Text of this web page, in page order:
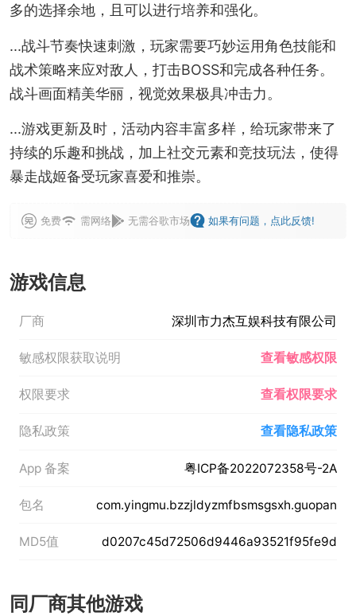
多的选择余地，且可以进行培养和强化。
...战斗节奏快速刺激，玩家需要巧妙运用角色技能和
战术策略来应对敌人，打击BOSS和完成各种任务。
战斗画面精美华丽，视觉效果极具冲击力。
...游戏更新及时，活动内容丰富多样，给玩家带来了
持续的乐趣和挑战，加上社交元素和竞技玩法，使得
暴走战姬备受玩家喜爱和推崇。
免费 需网络 无需谷歌市场 如果有问题，点此反馈!
游戏信息
厂商 深圳市力杰互娱科技有限公司
敏感权限获取说明 查看敏感权限
权限要求 查看权限要求
隐私政策 查看隐私政策
App 备案 粤ICP备2022072358号-2A
包名 com.yingmu.bzzjldyzmfbsmsgsxh.guopan
MD5值 d0207c45d72506d9446a93521f95fe9d
同厂商其他游戏